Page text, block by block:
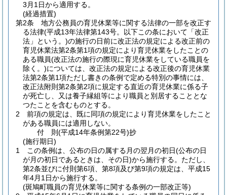
3月1日から適用する。
(経過措置)
第2条
地方公務員の育児休業等に関する法律の一部を改正す
る法律(平成13年法律第143号。以下この条において「改正
法」という。)の施行の日前に改正法の規定による改正前の
育児休業法第2条第1項の規定により育児休業をしたことの
ある職員(改正法の施行の際現に育児休業をしている職員を
除く。)については、改正法の規定による改正後の育児休業
法第2条第1項ただし書きの条例で定める特別の事情には、
改正法附則第2条第2項に規定する直近の育児休業に係る子
が死亡し、又は養子縁組等により職員と別居することとな
つたことを含むものとする。
2
前項の規定は、既に同項の規定により育児休業をしたこと
がある職員には適用しない。
付 則(平成14年条例第22号)抄
(施行期日)
1
この条例は、公布の日の属する月の翌月の初日(公布の日
が月の初日であるときは、その日)から施行する。 ただし、
第2条並びに付則第6項、第8項及び第9項の規定は、平成15
年4月1日から施行する。
(斑鳩町職員の育児休業等に関する条例の一部改正等)